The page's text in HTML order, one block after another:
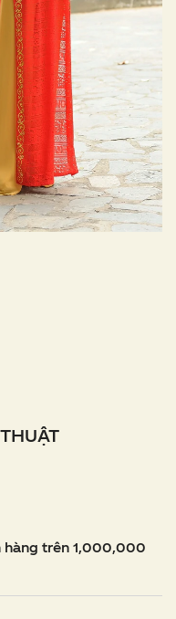
hàng trên 1,000,000